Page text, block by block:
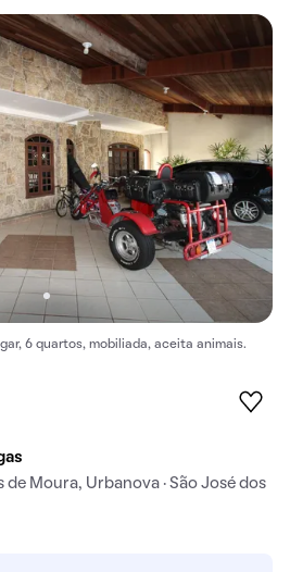
6 quartos, mobiliada, aceita animais.
de Moura, Urbanova · São José dos